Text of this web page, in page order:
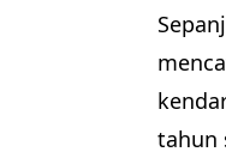
tahun